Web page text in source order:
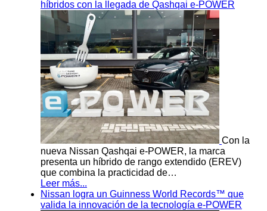
híbridos con la llegada de Qashqai e-POWER
Con la
nueva Nissan Qashqai e-POWER, la marca
presenta un híbrido de rango extendido (EREV)
que combina la practicidad de…
Leer más...
Nissan logra un Guinness World Records™ que
valida la innovación de la tecnología e-POWER